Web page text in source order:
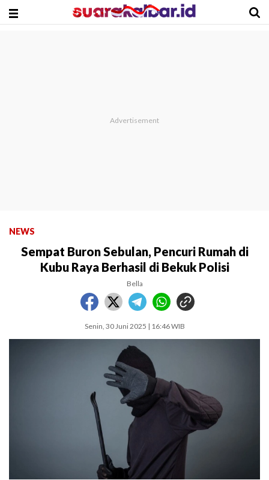
NEWS
Sempat Buron Sebulan, Pencuri Rumah di
Kubu Raya Berhasil di Bekuk Polisi
Bella
Senin, 30 Juni 2025 | 16:46 WIB